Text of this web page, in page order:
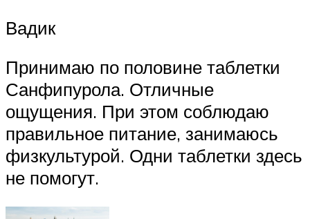
Вадик
Принимаю по половине таблетки
Санфипурола. Отличные
ощущения. При этом соблюдаю
правильное питание, занимаюсь
физкультурой. Одни таблетки здесь
не помогут.